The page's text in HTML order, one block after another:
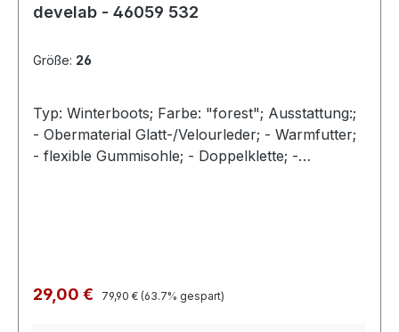
develab - 46059 532
Größe: 26
Typ: Winterboots; Farbe: "forest"; Ausstattung:;
- Obermaterial Glatt-/Velourleder; - Warmfutter;
- flexible Gummisohle; - Doppelklette; -
Verkaufspreis:
29,00 € Regulärer Preis:
79,90 € (63.7% gespart)